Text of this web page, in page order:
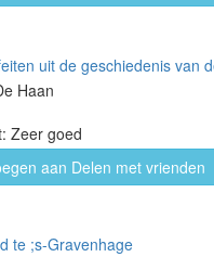
uit de geschiedenis van
Haan
Zeer goed
aan Delen met vrienden
te ;s-Gravenhage